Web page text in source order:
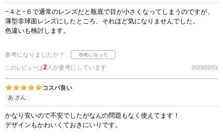
−４と−６で通常のレンズだと瓶底で目が小さくなってしまうのですが、
薄型非球面レンズにしたところ、それほど気になりませんでした。
色違いも検討します。
参考になりましたか？
このレビューは2人が参考にしています 2023/02/01
コスパ良い
あ さん
かなり安いので不安でしたがなんの問題もなく使えてます！
デザインもかわいくておきにいりです。